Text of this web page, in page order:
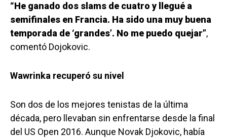
“He ganado dos slams de cuatro y llegué a
semifinales en Francia. Ha sido una muy buena
temporada de ‘grandes’. No me puedo quejar”,
comentó Dojokovic.
Wawrinka recuperó su nivel
Son dos de los mejores tenistas de la última
década, pero llevaban sin enfrentarse desde la final
del US Open 2016. Aunque Novak Djokovic, había